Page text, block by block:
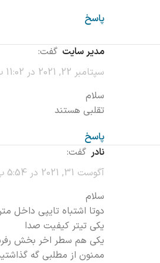
پاسخ
مدیر سایت گفت:
سپتامبر 22, 2021 در 11:02 ب.ظ
سلام
تقلبی هستند
پاسخ
نادر گفت:
آگوست 31, 2021 در 5:54 ب.ظ
سلام
دوتا اشتباه تایپی داخل
یکی تیتر کیفیت صدا
یکی هم سطر اخر بخش
ممنون از مطلبی گه